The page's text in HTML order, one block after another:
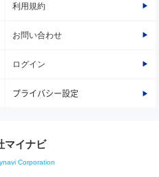
利用規約
お問い合わせ
ログイン
プライバシー設定
マイナビ
Corporation